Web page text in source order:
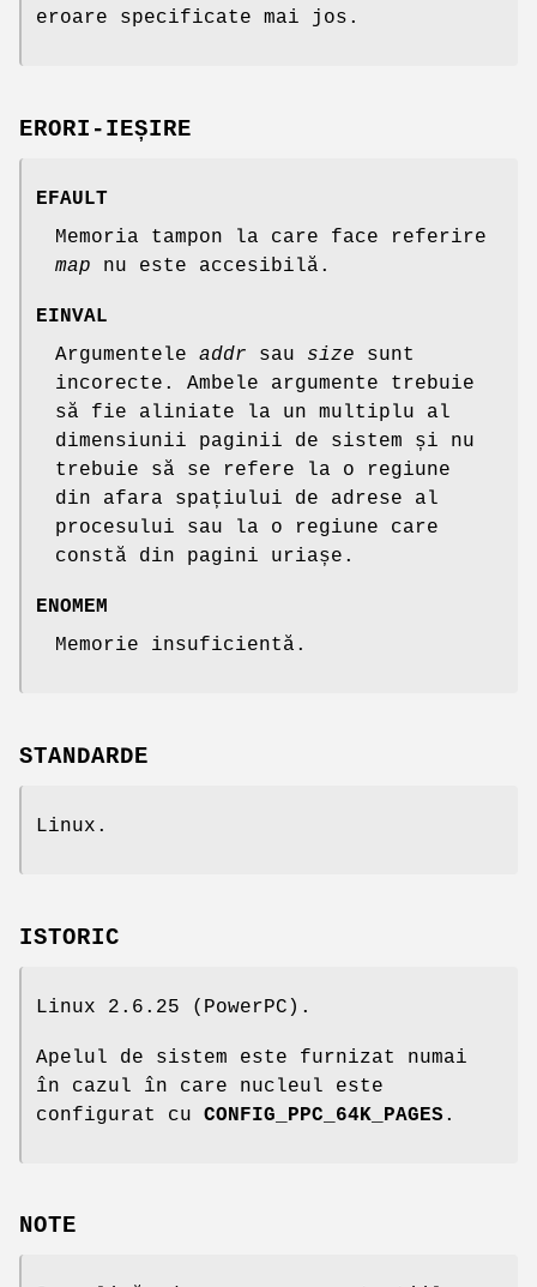
eroare specificate mai jos.
ERORI-IEȘIRE
EFAULT
Memoria tampon la care face referire
map nu este accesibilă.
EINVAL
Argumentele addr sau size sunt
incorecte. Ambele argumente trebuie
să fie aliniate la un multiplu al
dimensiunii paginii de sistem și nu
trebuie să se refere la o regiune
din afara spațiului de adrese al
procesului sau la o regiune care
constă din pagini uriașe.
ENOMEM
Memorie insuficientă.
STANDARDE
Linux.
ISTORIC
Linux 2.6.25 (PowerPC).
Apelul de sistem este furnizat numai
în cazul în care nucleul este
configurat cu CONFIG_PPC_64K_PAGES .
NOTE